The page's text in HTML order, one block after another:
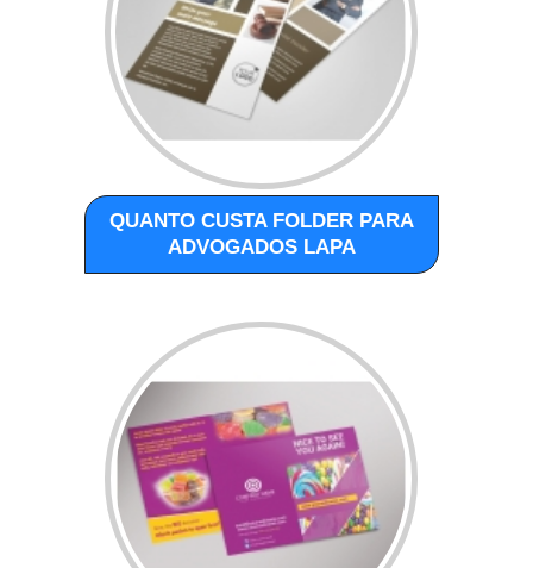
QUANTO CUSTA FOLDER PARA
ADVOGADOS LAPA